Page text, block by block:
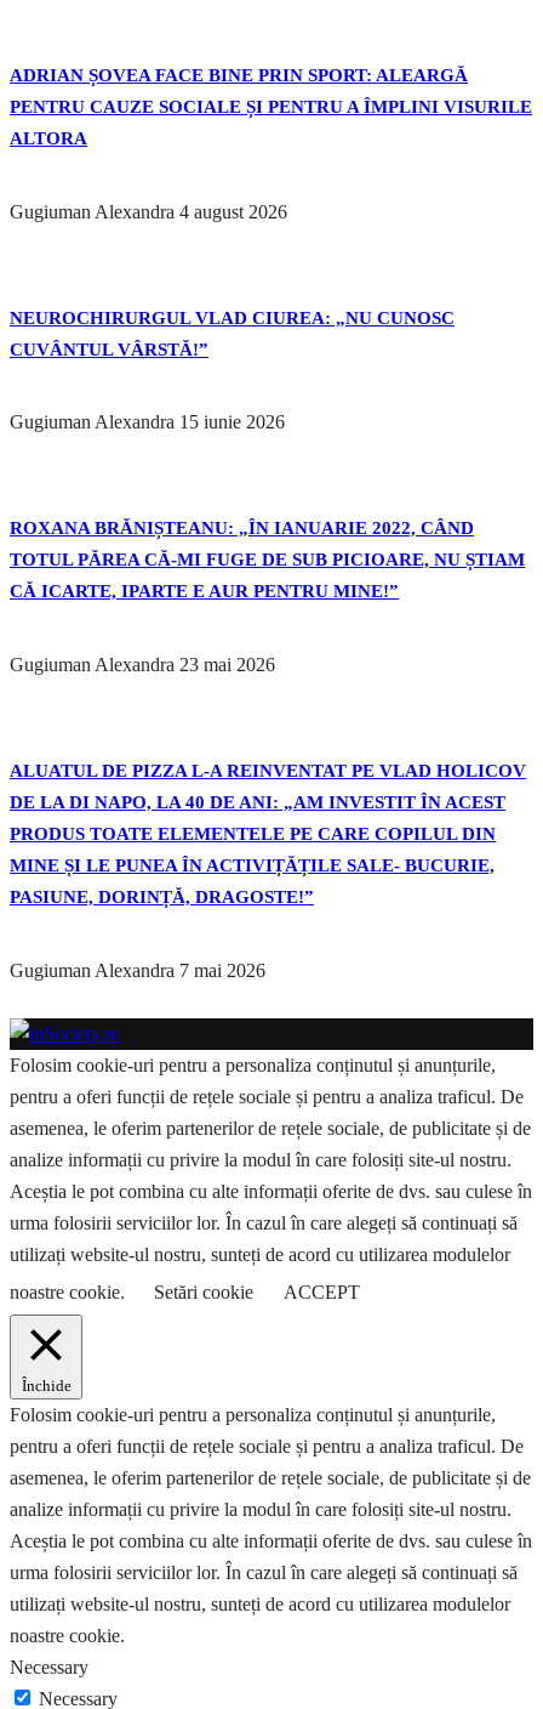
ADRIAN ȘOVEA FACE BINE PRIN SPORT: ALEARGĂ
PENTRU CAUZE SOCIALE ȘI PENTRU A ÎMPLINI VISURILE
ALTORA
Gugiuman Alexandra 4 august 2026
NEUROCHIRURGUL VLAD CIUREA: „NU CUNOSC
CUVÂNTUL VÂRSTĂ!”
Gugiuman Alexandra 15 iunie 2026
ROXANA BRĂNIȘTEANU: „ÎN IANUARIE 2022, CÂND
TOTUL PĂREA CĂ-MI FUGE DE SUB PICIOARE, NU ȘTIAM
CĂ ICARTE, IPARTE E AUR PENTRU MINE!”
Gugiuman Alexandra 23 mai 2026
ALUATUL DE PIZZA L-A REINVENTAT PE VLAD HOLICOV
DE LA DI NAPO, LA 40 DE ANI: „AM INVESTIT ÎN ACEST
PRODUS TOATE ELEMENTELE PE CARE COPILUL DIN
MINE ȘI LE PUNEA ÎN ACTIVIȚĂȚILE SALE- BUCURIE,
PASIUNE, DORINȚĂ, DRAGOSTE!”
Gugiuman Alexandra 7 mai 2026
Folosim cookie-uri pentru a personaliza conținutul și anunțurile,
pentru a oferi funcții de rețele sociale și pentru a analiza traficul. De
asemenea, le oferim partenerilor de rețele sociale, de publicitate și de
analize informații cu privire la modul în care folosiți site-ul nostru.
Aceștia le pot combina cu alte informații oferite de dvs. sau culese în
urma folosirii serviciilor lor. În cazul în care alegeți să continuați să
utilizați website-ul nostru, sunteți de acord cu utilizarea modulelor
noastre cookie.
Setări cookie ACCEPT
Închide
Folosim cookie-uri pentru a personaliza conținutul și anunțurile,
pentru a oferi funcții de rețele sociale și pentru a analiza traficul. De
asemenea, le oferim partenerilor de rețele sociale, de publicitate și de
analize informații cu privire la modul în care folosiți site-ul nostru.
Aceștia le pot combina cu alte informații oferite de dvs. sau culese în
urma folosirii serviciilor lor. În cazul în care alegeți să continuați să
utilizați website-ul nostru, sunteți de acord cu utilizarea modulelor
noastre cookie.
Necessary
Necessary